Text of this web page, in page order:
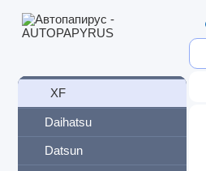
CF
XF
Daihatsu
Datsun